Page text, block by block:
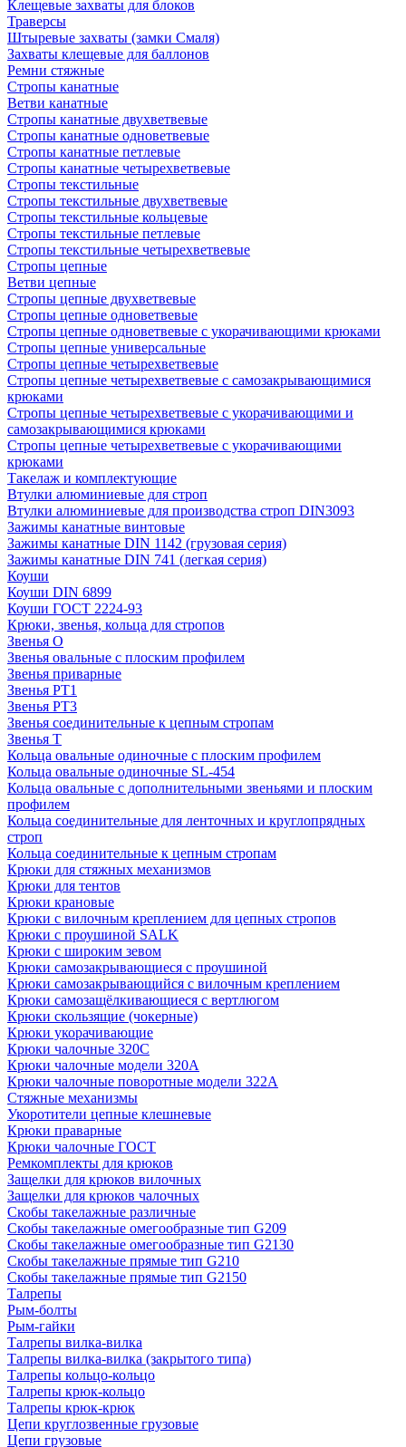
Клещевые захваты для блоков
Траверсы
Штыревые захваты (замки Смаля)
Захваты клещевые для баллонов
Ремни стяжные
Стропы канатные
Ветви канатные
Стропы канатные двухветвевые
Стропы канатные одноветвевые
Стропы канатные петлевые
Стропы канатные четырехветвевые
Стропы текстильные
Стропы текстильные двухветвевые
Стропы текстильные кольцевые
Стропы текстильные петлевые
Стропы текстильные четырехветвевые
Стропы цепные
Ветви цепные
Стропы цепные двухветвевые
Стропы цепные одноветвевые
Стропы цепные одноветвевые с укорачивающими крюками
Стропы цепные универсальные
Стропы цепные четырехветвевые
Стропы цепные четырехветвевые с самозакрывающимися
крюками
Стропы цепные четырехветвевые с укорачивающими и
самозакрывающимися крюками
Стропы цепные четырехветвевые с укорачивающими
крюками
Такелаж и комплектующие
Втулки алюминиевые для строп
Втулки алюминиевые для производства строп DIN3093
Зажимы канатные винтовые
Зажимы канатные DIN 1142 (грузовая серия)
Зажимы канатные DIN 741 (легкая серия)
Коуши
Коуши DIN 6899
Коуши ГОСТ 2224-93
Крюки, звенья, кольца для стропов
Звенья О
Звенья овальные с плоским профилем
Звенья приварные
Звенья РТ1
Звенья РТ3
Звенья соединительные к цепным стропам
Звенья Т
Кольца овальные одиночные c плоским профилем
Кольца овальные одиночные SL-454
Кольца овальные с дополнительными звеньями и плоским
профилем
Кольца соединительные для ленточных и круглопрядных
строп
Кольца соединительные к цепным стропам
Крюки для стяжных механизмов
Крюки для тентов
Крюки крановые
Крюки с вилочным креплением для цепных стропов
Крюки с проушиной SALK
Крюки с широким зевом
Крюки самозакрывающиеся с проушиной
Крюки самозакрывающийся с вилочным креплением
Крюки самозащёлкивающиеся с вертлюгом
Крюки скользящие (чокерные)
Крюки укорачивающие
Крюки чалочные 320C
Крюки чалочные модели 320А
Крюки чалочные поворотные модели 322А
Стяжные механизмы
Укоротители цепные клешневые
Крюки праварные
Крюки чалочные ГОСТ
Ремкомплекты для крюков
Защелки для крюков вилочных
Защелки для крюков чалочных
Скобы такелажные различные
Скобы такелажные омегообразные тип G209
Скобы такелажные омегообразные тип G2130
Скобы такелажные прямые тип G210
Скобы такелажные прямые тип G2150
Талрепы
Рым-болты
Рым-гайки
Талрепы вилка-вилка
Талрепы вилка-вилка (закрытого типа)
Талрепы кольцо-кольцо
Талрепы крюк-кольцо
Талрепы крюк-крюк
Цепи круглозвенные грузовые
Цепи грузовые